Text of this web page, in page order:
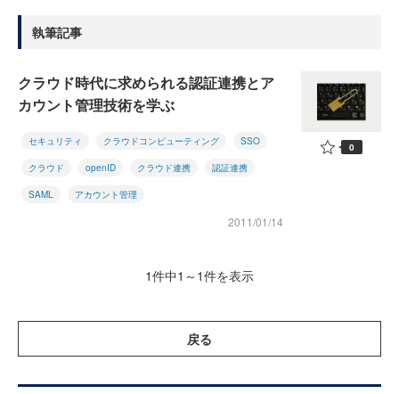
執筆記事
クラウド時代に求められる認証連携とア
カウント管理技術を学ぶ
セキュリティ クラウドコンピューティング SSO
クラウド openID クラウド連携 認証連携
SAML アカウント管理
2011/01/14
0
1件中1～1件を表示
戻る